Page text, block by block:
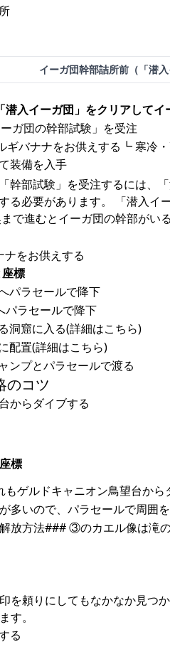
イーガ団幹部詰所前（「潜
「潜入イーガ団」をクリアして
ガ団の幹部試験」を受注
ギバナナをお供えする┗ 寒冷
装備を入手
幹部試験」を受注するには、
る必要があります。 「潜入
で進むとイーガ団の幹部が
をお供えする
標
パラセールで降下
ラセールで降下
洞窟に入る(詳細はこちら)
配置(詳細はこちら)
ンプとパラセールで渡る
のコツ
からダイブする
標
ゲルドキャニオン鳥望台から
多いので、パラセールで周囲
放方法### ③のカエル像は滝
を頼りにしてもなかなか見つ
す。
る